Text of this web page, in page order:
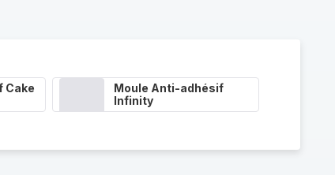
Cake
Moule Anti-adhésif
Infinity